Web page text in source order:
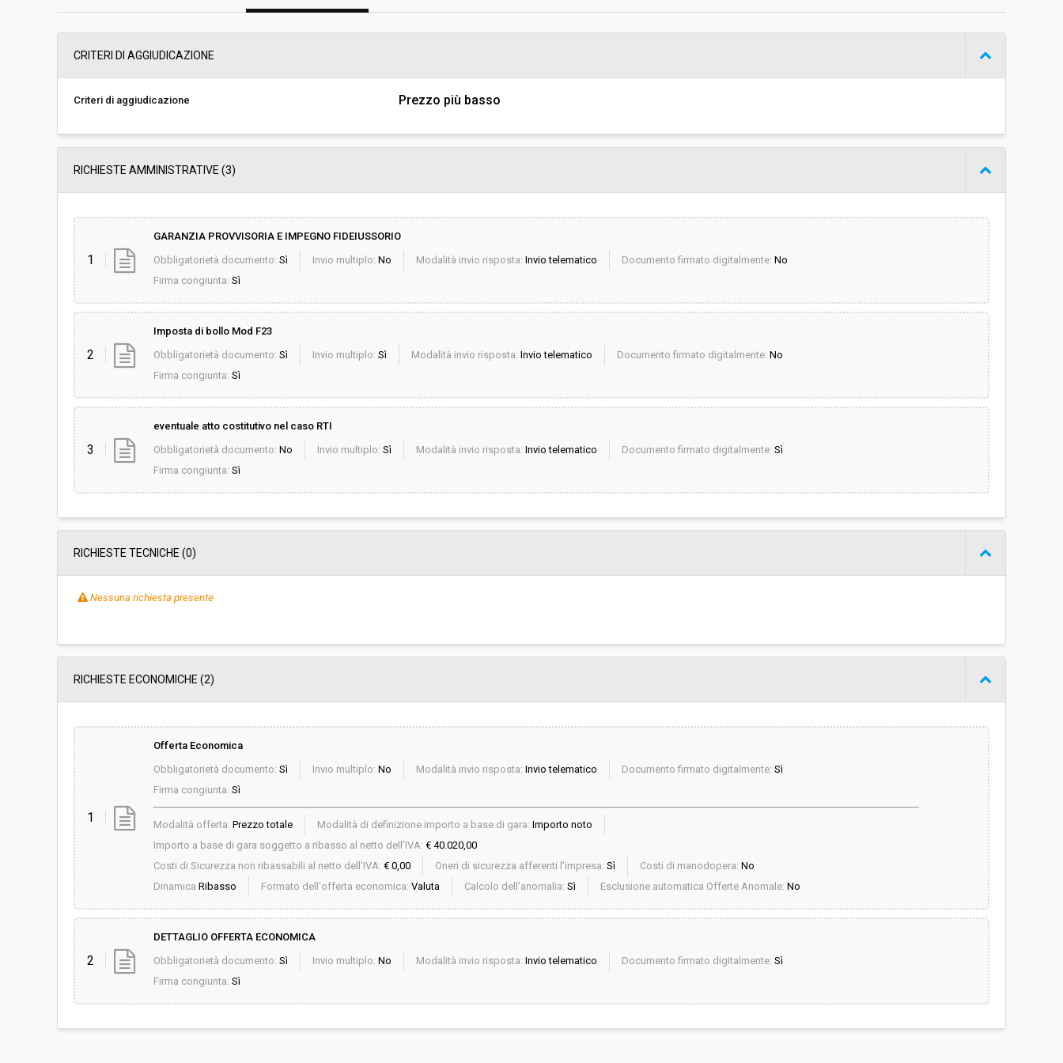
Svolgimento: Gara in busta chiusa Valore stimato della procedura: € 1.269.476,00
CRITERI DI AGGIUDICAZIONE
Criteri di aggiudicazione Prezzo più basso
RICHIESTE AMMINISTRATIVE (3)
1
GARANZIA PROVVISORIA E IMPEGNO FIDEIUSSORIO
Obbligatorietà documento: Sì Invio multiplo: No Modalità invio risposta: Invio telematico Documento firmato digitalmente: No
Firma congiunta: Sì
2
Imposta di bollo Mod F23
Obbligatorietà documento: Sì Invio multiplo: Sì Modalità invio risposta: Invio telematico Documento firmato digitalmente: No
Firma congiunta: Sì
3
eventuale atto costitutivo nel caso RTI
Obbligatorietà documento: No Invio multiplo: Sì Modalità invio risposta: Invio telematico Documento firmato digitalmente: Sì
Firma congiunta: Sì
RICHIESTE TECNICHE (0)
Nessuna richiesta presente
RICHIESTE ECONOMICHE (2)
1
Offerta Economica
Obbligatorietà documento: Sì Invio multiplo: No Modalità invio risposta: Invio telematico Documento firmato digitalmente: Sì
Firma congiunta: Sì
Modalità offerta: Prezzo totale Modalità di definizione importo a base di gara: Importo noto
Importo a base di gara soggetto a ribasso al netto dell'IVA: € 40.020,00
Costi di Sicurezza non ribassabili al netto dell'IVA: € 0,00 Oneri di sicurezza afferenti l'impresa: Sì Costi di manodopera: No
Dinamica Ribasso Formato dell'offerta economica: Valuta Calcolo dell’anomalia: Sì Esclusione automatica Offerte Anomale: No
2
DETTAGLIO OFFERTA ECONOMICA
Obbligatorietà documento: Sì Invio multiplo: No Modalità invio risposta: Invio telematico Documento firmato digitalmente: Sì
Firma congiunta: Sì